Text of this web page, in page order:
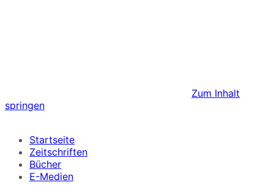
Zum Inhalt
springen
Startseite
Zeitschriften
Bücher
E-Medien